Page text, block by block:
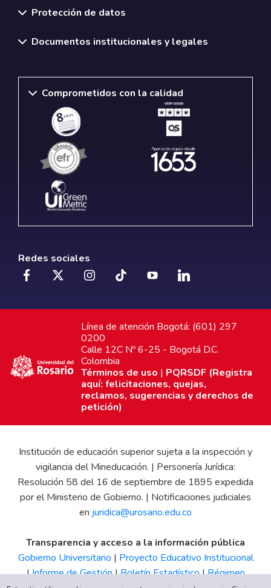
Protección de datos
Documentos institucionales y legales
Comprometidos con la calidad
Redes sociales
Línea de atención Bogotá: (601) 297
0200
Calle 12C Nº 6-25 - Bogotá D.C.
Colombia
Términos de uso | PQRSDF (Registra
aquí: felicitaciones, quejas,
reclamos, sugerencias y derechos de
petición)
Institución de educación superior sujeta a la inspección y
vigilancia del Mineducación. | Personería Jurídica:
Resolución 58 del 16 de septiembre de 1895 expedida
por el Ministerio de Gobierno. | Notificaciones judiciales
en juridica@urosario.edu.co
Transparencia y acceso a la información pública
Gobierno Universitario | Proyecto Educativo Institucional
|Informe de Gestión|Boletín Estadístico|Régimen